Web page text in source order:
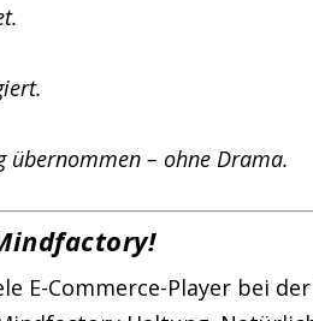
übernommen – ohne Drama.
E-Commerce-Player bei